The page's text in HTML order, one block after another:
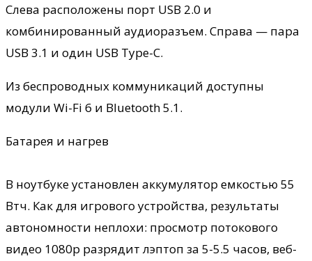
Слева расположены порт USB 2.0 и
комбинированный аудиоразъем. Справа — пара
USB 3.1 и один USB Type-C.
Из беспроводных коммуникаций доступны
модули Wi-Fi 6 и Bluetooth 5.1.
Батарея и нагрев
В ноутбуке установлен аккумулятор емкостью 55
Втч. Как для игрового устройства, результаты
автономности неплохи: просмотр потокового
видео 1080p разрядит лэптоп за 5-5.5 часов, веб-